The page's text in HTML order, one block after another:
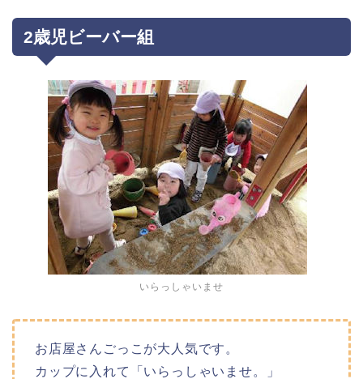
2歳児ビーバー組
いらっしゃいませ
お店屋さんごっこが大人気です。
カップに入れて「いらっしゃいませ。」